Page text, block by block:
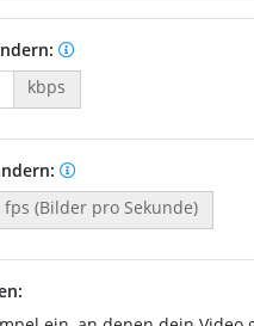
kbps
fps (Bilder pro Sekunde)